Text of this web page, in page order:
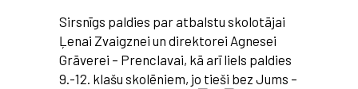
Sirsnīgs paldies par atbalstu skolotājai
Ļenai Zvaigznei un direktorei Agnesei
Grāverei – Prenclavai, kā arī liels paldies
9.-12. klašu skolēniem, jo tieši bez Jums –